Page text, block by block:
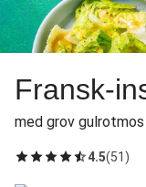
Fransk-
med grov
4.5(51 )